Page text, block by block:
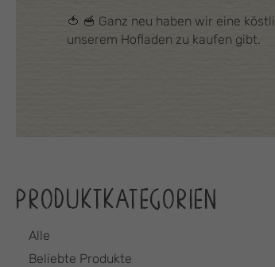
🍅 🥣 Ganz neu haben wir eine
unserem Hofladen zu kaufen gibt.
PRODUKTKATEGORIEN
Alle
Beliebte Produkte